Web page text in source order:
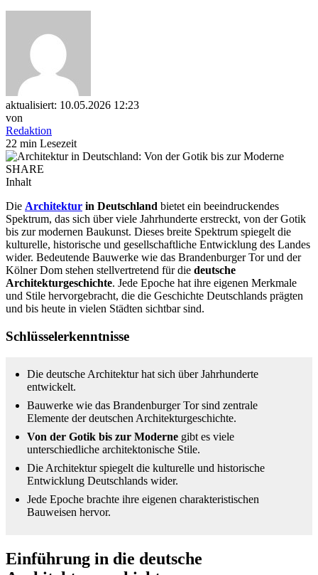
aktualisiert: 10.05.2026 12:23
von
Redaktion
22 min Lesezeit
SHARE
Inhalt
Die Architektur in Deutschland bietet ein beeindruckendes
Spektrum, das sich über viele Jahrhunderte erstreckt, von der Gotik
bis zur modernen Baukunst. Dieses breite Spektrum spiegelt die
kulturelle, historische und gesellschaftliche Entwicklung des Landes
wider. Bedeutende Bauwerke wie das Brandenburger Tor und der
Kölner Dom stehen stellvertretend für die deutsche
Architekturgeschichte. Jede Epoche hat ihre eigenen Merkmale
und Stile hervorgebracht, die die Geschichte Deutschlands prägten
und bis heute in vielen Städten sichtbar sind.
Schlüsselerkenntnisse
Die deutsche Architektur hat sich über Jahrhunderte
entwickelt.
Bauwerke wie das Brandenburger Tor sind zentrale
Elemente der deutschen Architekturgeschichte.
Von der Gotik bis zur Moderne gibt es viele
unterschiedliche architektonische Stile.
Die Architektur spiegelt die kulturelle und historische
Entwicklung Deutschlands wider.
Jede Epoche brachte ihre eigenen charakteristischen
Bauweisen hervor.
Einführung in die deutsche